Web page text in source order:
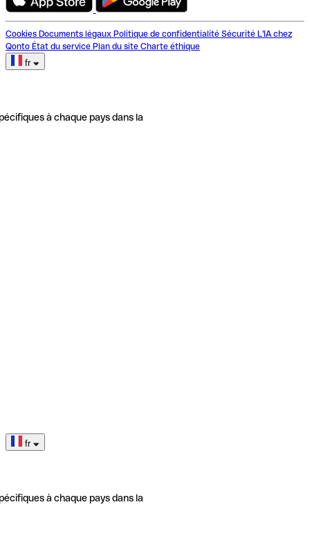
Cookies Documents légaux Politique de confidentialité Sécurité L'IA chez
Qonto État du service Plan du site Charte éthique
fr
à chaque pays dans la
fr
à chaque pays dans la